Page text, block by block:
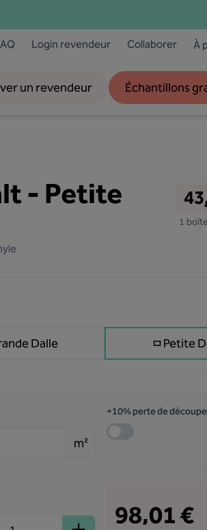
Login revendeur Collaborer À
un revendeur Échantillons
- Petite
1
Dalle Petite
m²
+10% perte de découpe
98,01 €